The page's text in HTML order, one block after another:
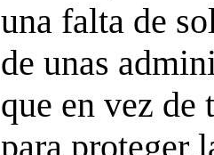
una falta de
de unas
que en vez de
para proteger